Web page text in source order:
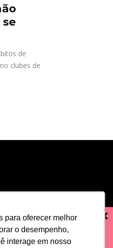
para oferecer melhor
o desempenho,
interage em nosso
de
clubes de